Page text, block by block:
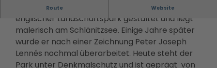
Insel in den
Havelseen
Winterausz
eit in
Potsdam
ours
Digitale
Stadterl
ebnisse
Conv
entio
n
Servi
ce
Loca
Informa
tionen
Infoma
terial
Bonusk
arte
Alle
The
men
Die
PMS
G
Route Website
Der Schlosspark Marquardt wurde 1795 als
englischer Landschaftspark gestaltet und liegt
malerisch am Schlänitzsee. Einige Jahre später
wurde er nach einer Zeichnung Peter Joseph
Lennés nochmal überarbeitet. Heute steht der
Park unter Denkmalschutz und ist geprägt von